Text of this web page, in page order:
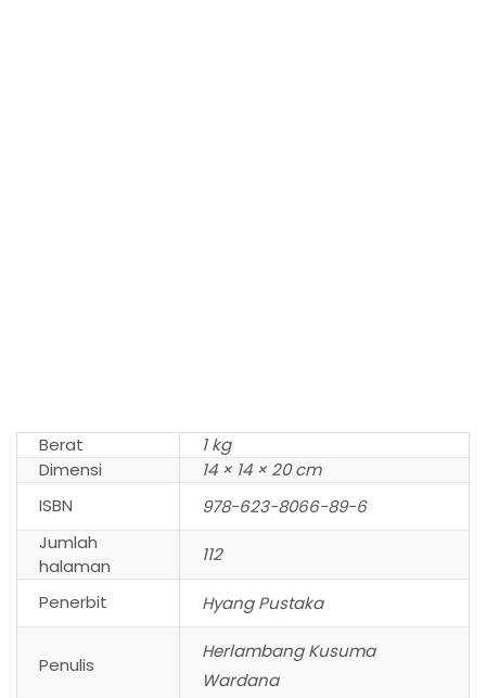
Berat
1 kg
Dimensi
14 × 14 × 20 cm
ISBN
978-623-8066-89-6
Jumlah
halaman
112
Penerbit Hyang Pustaka
Penulis
Herlambang Kusuma
Wardana